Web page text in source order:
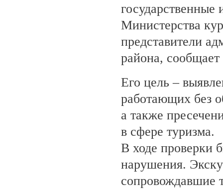
государственные
Министерства
представители
района,
Его цель –
работающих без
а также
в сфере туризма.
В ходе проверки
нарушения.
сопровождавшие